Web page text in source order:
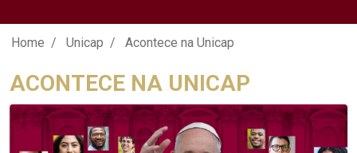
Acontece na Unicap - Unicap
Home Unicap Acontece na Unicap
ACONTECE NA UNICAP